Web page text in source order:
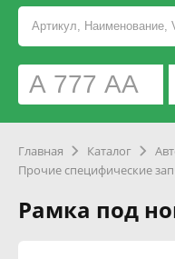
Главная Каталог
Прочие специфические
Рамка под